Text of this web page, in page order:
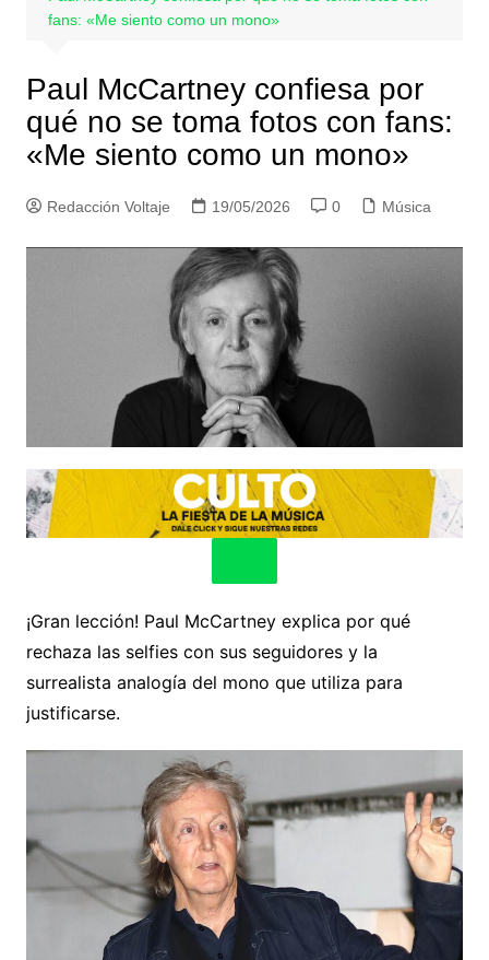
fans: «Me siento como un mono»
Paul McCartney confiesa por
qué no se toma fotos con fans:
«Me siento como un mono»
Redacción Voltaje 19/05/2026 0 Música
¡Gran lección! Paul McCartney explica por qué
rechaza las selfies con sus seguidores y la
surrealista analogía del mono que utiliza para
justificarse.